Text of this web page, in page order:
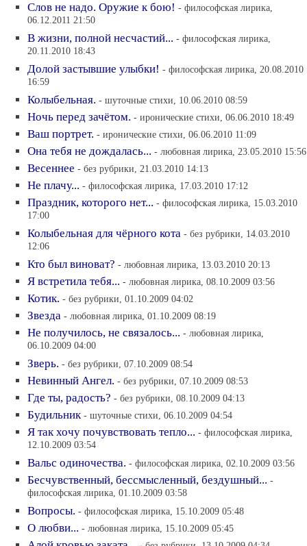
Слов не надо. Оружие к бою! - философская лирика,
06.12.2011 21:50
В жизни, полной несчастий... - философская лирика,
20.11.2010 18:43
Долой застывшие улыбки! - философская лирика, 20.08.2010
16:59
Колыбельная. - шуточные стихи, 10.06.2010 08:59
Ночь перед зачётом. - иронические стихи, 06.06.2010 18:49
Ваш портрет. - иронические стихи, 06.06.2010 11:09
Она тебя не дождалась... - любовная лирика, 23.05.2010 15:56
Весеннее - без рубрики, 21.03.2010 14:13
Не плачу... - философская лирика, 17.03.2010 17:12
Праздник, которого нет... - философская лирика, 15.03.2010
17:00
Колыбельная для чёрного кота - без рубрики, 14.03.2010
12:06
Кто был виноват? - любовная лирика, 13.03.2010 20:13
Я встретила тебя... - любовная лирика, 08.10.2009 03:56
Котик. - без рубрики, 01.10.2009 04:02
Звезда - любовная лирика, 01.10.2009 08:19
Не получилось, не связалось... - любовная лирика,
06.10.2009 04:00
Зверь. - без рубрики, 07.10.2009 08:54
Невинный Ангел. - без рубрики, 07.10.2009 08:53
Где ты, радость? - без рубрики, 08.10.2009 04:13
Будильник - шуточные стихи, 06.10.2009 04:54
Я так хочу почувствовать тепло... - философская лирика,
12.10.2009 03:54
Вальс одиночества. - философская лирика, 02.10.2009 03:56
Бесчувственный, бессмысленный, бездушный... -
философская лирика, 01.10.2009 03:58
Вопросы. - философская лирика, 15.10.2009 05:48
О любви... - любовная лирика, 15.10.2009 05:45